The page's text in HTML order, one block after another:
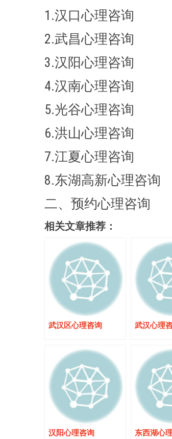
1.汉口心理咨询
2.武昌心理咨询
3.汉阳心理咨询
4.汉南心理咨询
5.光谷心理咨询
6.洪山心理咨询
7.江夏心理咨询
8.东湖高新心理咨询
二、预约心理咨询
相关文章推荐：
武汉区心理咨询 武汉心理
汉阳心理咨询 东西湖心